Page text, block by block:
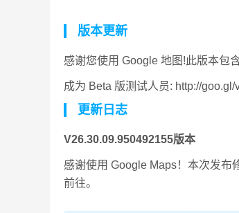
版本更新
感谢您使用 Google 地图!此版本包
成为 Beta 版测试人员: http://goo.gl/
更新日志
V26.30.09.950492155版本
感谢使用 Google Maps！本次发布
前往。